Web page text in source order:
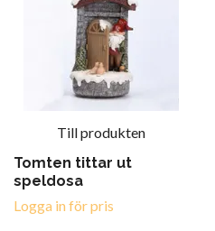
Till produkten
Tomten tittar ut
speldosa
Logga in för pris